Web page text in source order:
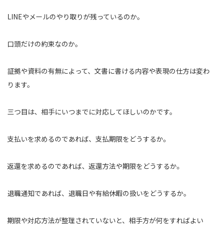
LINEやメールのやり取りが残っているのか。
口頭だけの約束なのか。
証拠や資料の有無によって、文書に書ける内容や表現の仕方は変わ
ります。
三つ目は、相手にいつまでに対応してほしいのかです。
支払いを求めるのであれば、支払期限をどうするか。
返還を求めるのであれば、返還方法や期限をどうするか。
退職通知であれば、退職日や有給休暇の扱いをどうするか。
期限や対応方法が整理されていないと、相手方が何をすればよい